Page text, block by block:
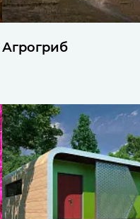
Агрогриб